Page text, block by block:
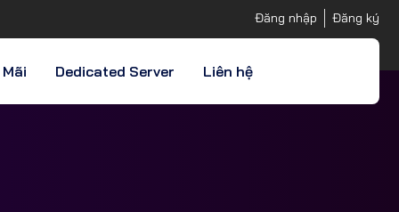
Đăng nhập Đăng ký
Dedicated Server Liên hệ